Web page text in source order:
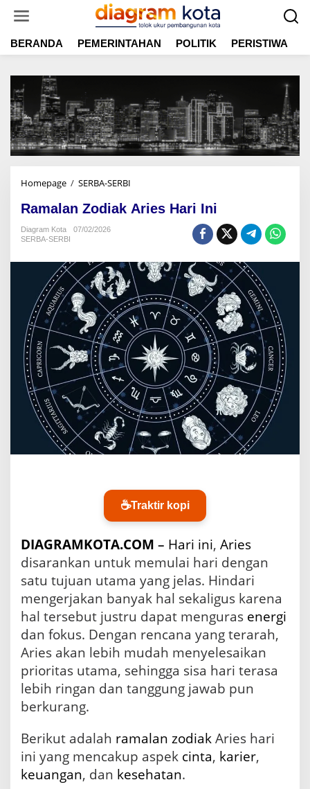
t
BERANDA PEMERINTAHAN POLITIK PERISTIWA
Homepage / SERBA-SERBI
m
n
Z
o
d
i
a
k
i
e
s
H
a
r
i
Ramalan Zodiak Aries Hari Ini
Diagram Kota
07/02/2026
SERBA-SERBI
☕
DIAGRAMKOTA.COM – Hari ini, Aries
disarankan untuk memulai hari dengan
satu tujuan utama yang jelas. Hindari
mengerjakan banyak hal sekaligus karena
hal tersebut justru dapat menguras energi
dan fokus. Dengan rencana yang terarah,
Aries akan lebih mudah menyelesaikan
prioritas utama, sehingga sisa hari terasa
lebih ringan dan tanggung jawab pun
berkurang.
Berikut adalah ramalan zodiakAries hari
ini yang mencakup aspek cinta, karier
keuangan, dan kesehatan.